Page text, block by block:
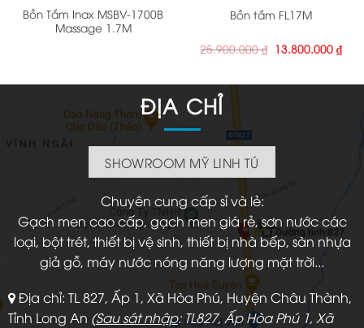
Bồn Tắm Inax MSBV-1700B
Massage 1.7M
Bồn tắm FL17M
25.900.000₫ Giá
gốc
13.800.000 ₫Giá
hiện
ĐỊA CHỈ
SHOWROOM MỸ LINH TÚ
Chuyên cung cấp sỉ và lẻ:
Gạch men cao cấp, gạch men giá rẻ, sơn nước các
loại, bột trét, thiết bị vệ sinh, thiết bị nhà bếp, sàn nhựa
giả gỗ, máy nước nóng năng lượng mặt trời...
Địa chỉ: TL 827, Ấp 1, Xã Hòa Phú, Huyện Châu Thành,
Tỉnh Long An (Sau sát nhập: TL827, Ấp Hòa Phú 1, Xã